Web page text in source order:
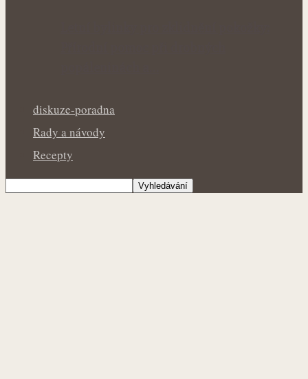
diskuze-poradna
Rady a návody
Recepty